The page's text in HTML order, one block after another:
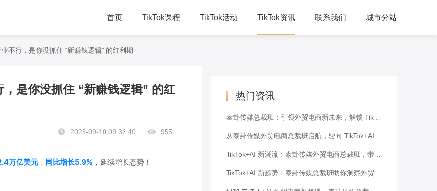
首页 TikTok课程
TikTok赋能方案
TikTok活动
线下交流
TikTok资讯
跨境资讯
联系我们 城市分站
不行，是你没抓住 “新赚钱逻辑” 的红利期
是你没抓住 “新赚钱逻辑” 的红
2025-09-10 09:36:40 955
万亿美元，同比增长5.9% ， 延续增长态势！
热门资讯